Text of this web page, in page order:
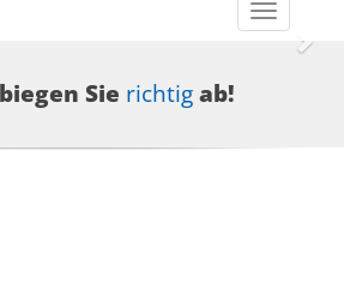
Toggle
Sie richtigab!